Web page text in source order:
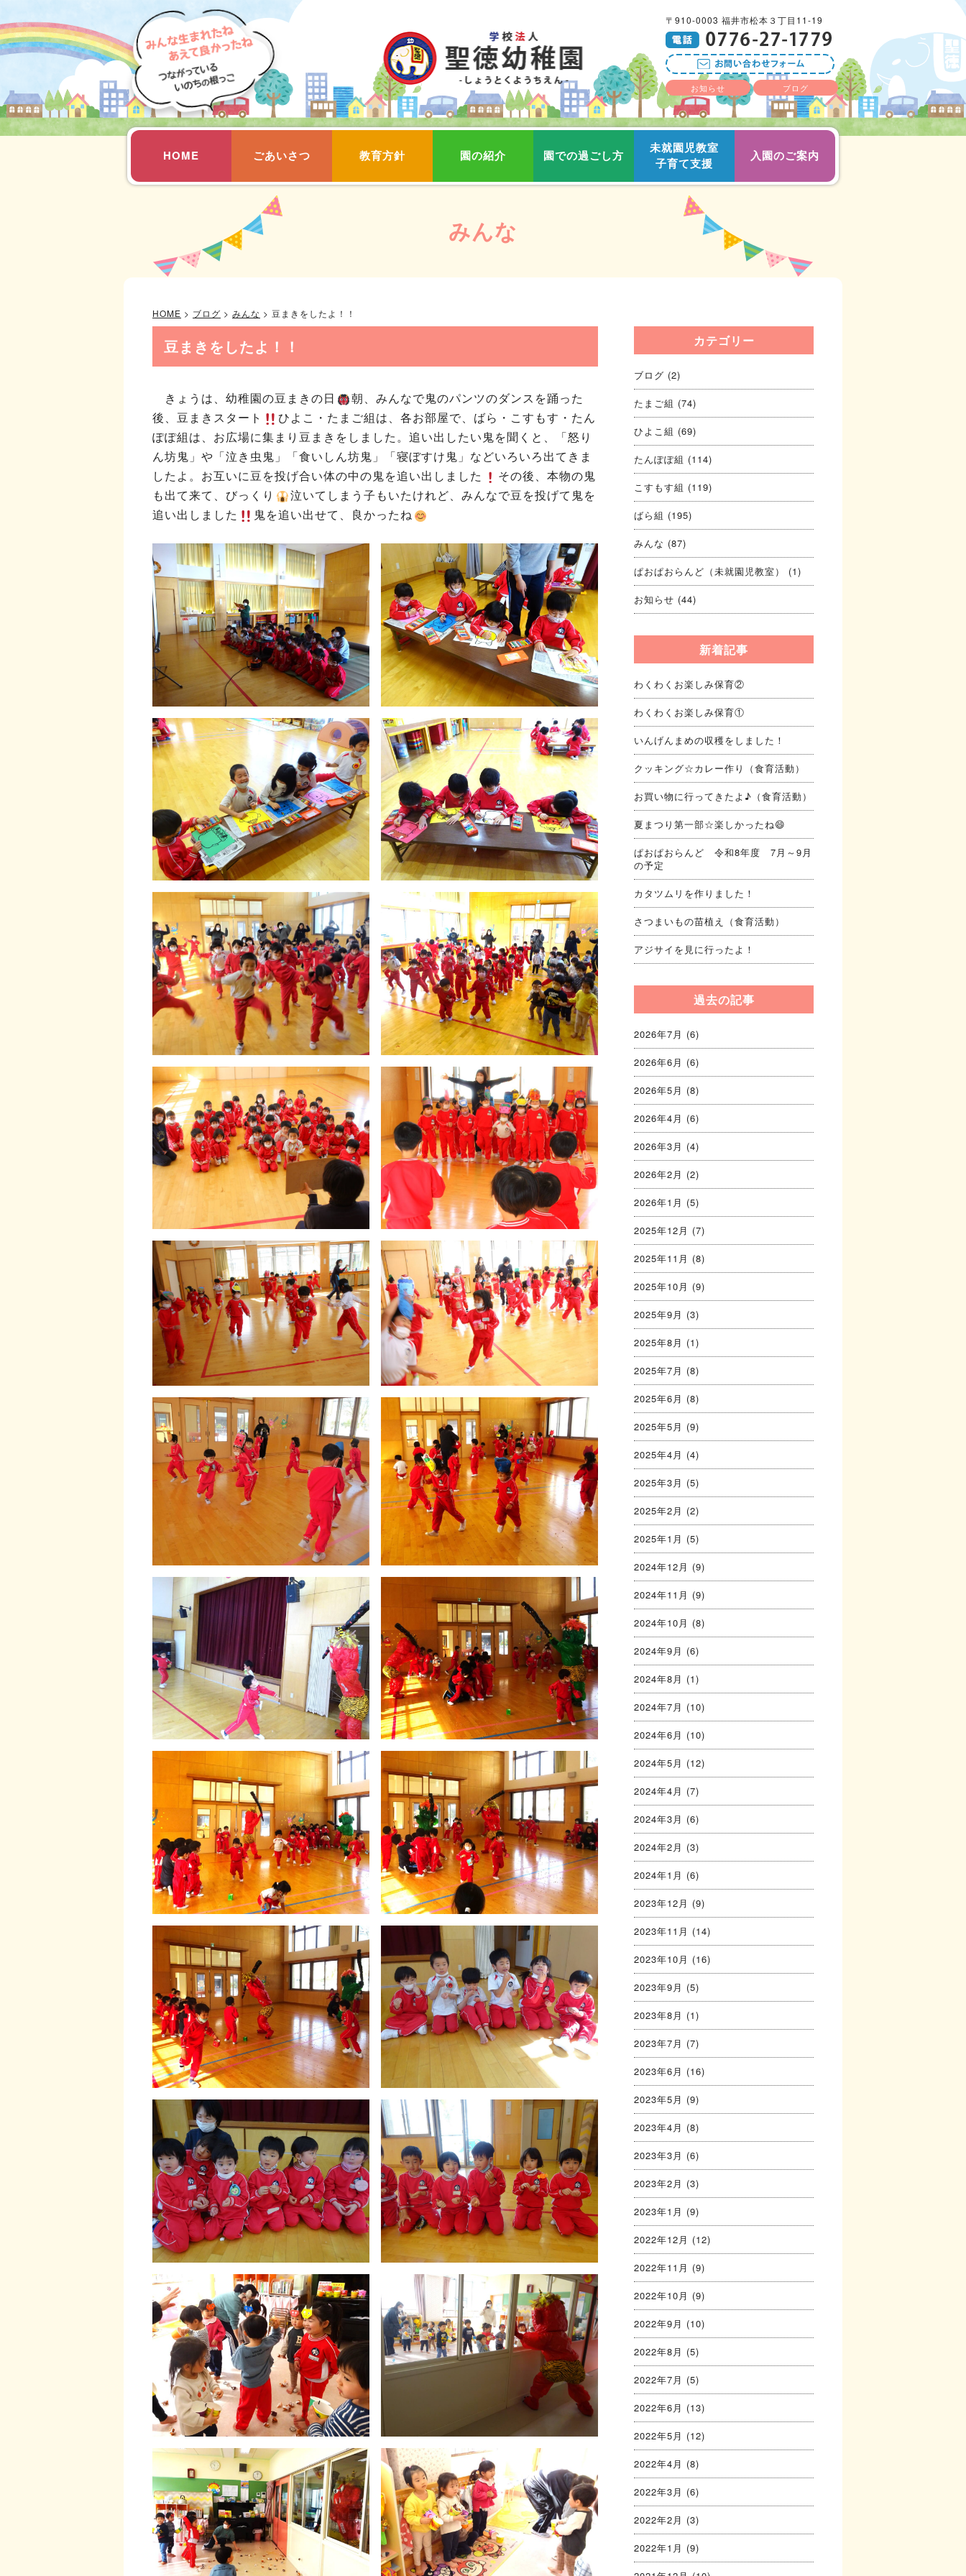
〒910-0003 福井市松本３丁目11-19
お知らせ ブログ
HOME ごあいさつ 教育方針 園の紹介 園での過ごし方
未就園児教室
子育て支援
入園のご案内
みんな
HOME > ブログ > みんな > 豆まきをしたよ！！
豆まきをしたよ！！
きょうは、幼稚園の豆まきの日
朝、みんなで鬼のパンツのダンスを踊った
後、豆まきスタート
ひよこ・たまご組は、各お部屋で、ばら・こすもす・たん
ぽぽ組は、お広場に集まり豆まきをしました。追い出したい鬼を聞くと、「怒り
ん坊鬼」や「泣き虫鬼」「食いしん坊鬼」「寝ぼすけ鬼」などいろいろ出てきま
したよ。お互いに豆を投げ合い体の中の鬼を追い出しました
その後、本物の鬼
も出て来て、びっくり
泣いてしまう子もいたけれど、みんなで豆を投げて鬼を
追い出しました
鬼を追い出せて、良かったね
カテゴリー
ブログ (2)
たまご組 (74)
ひよこ組 (69)
たんぽぽ組 (114)
こすもす組 (119)
ばら組 (195)
みんな (87)
ぱおぱおらんど（未就園児教室） (1)
お知らせ (44)
新着記事
わくわくお楽しみ保育②
わくわくお楽しみ保育①
いんげんまめの収穫をしました！
クッキング☆カレー作り（食育活動）
お買い物に行ってきたよ♪（食育活動）
夏まつり第一部☆楽しかったね😄
ぱおぱおらんど 令和8年度 7月～9月
の予定
カタツムリを作りました！
さつまいもの苗植え（食育活動）
アジサイを見に行ったよ！
過去の記事
2026年7月 (6)
2026年6月 (6)
2026年5月 (8)
2026年4月 (6)
2026年3月 (4)
2026年2月 (2)
2026年1月 (5)
2025年12月 (7)
2025年11月 (8)
2025年10月 (9)
2025年9月 (3)
2025年8月 (1)
2025年7月 (8)
2025年6月 (8)
2025年5月 (9)
2025年4月 (4)
2025年3月 (5)
2025年2月 (2)
2025年1月 (5)
2024年12月 (9)
2024年11月 (9)
2024年10月 (8)
2024年9月 (6)
2024年8月 (1)
2024年7月 (10)
2024年6月 (10)
2024年5月 (12)
2024年4月 (7)
2024年3月 (6)
2024年2月 (3)
2024年1月 (6)
2023年12月 (9)
2023年11月 (14)
2023年10月 (16)
2023年9月 (5)
2023年8月 (1)
2023年7月 (7)
2023年6月 (16)
2023年5月 (9)
2023年4月 (8)
2023年3月 (6)
2023年2月 (3)
2023年1月 (9)
2022年12月 (12)
2022年11月 (9)
2022年10月 (9)
2022年9月 (10)
2022年8月 (5)
2022年7月 (5)
2022年6月 (13)
2022年5月 (12)
2022年4月 (8)
2022年3月 (6)
2022年2月 (3)
2022年1月 (9)